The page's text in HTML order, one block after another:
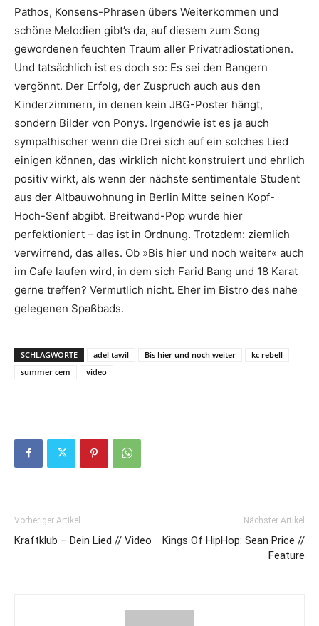
Pathos, Konsens-Phrasen übers Weiterkommen und
schöne Melodien gibt’s da, auf diesem zum Song
gewordenen feuchten Traum aller Privatradiostationen.
Und tatsächlich ist es doch so: Es sei den Bangern
vergönnt. Der Erfolg, der Zuspruch auch aus den
Kinderzimmern, in denen kein JBG-Poster hängt,
sondern Bilder von Ponys. Irgendwie ist es ja auch
sympathischer wenn die Drei sich auf ein solches Lied
einigen können, das wirklich nicht konstruiert und ehrlich
positiv wirkt, als wenn der nächste sentimentale Student
aus der Altbauwohnung in Berlin Mitte seinen Kopf-
Hoch-Senf abgibt. Breitwand-Pop wurde hier
perfektioniert – das ist in Ordnung. Trotzdem: ziemlich
verwirrend, das alles. Ob »Bis hier und noch weiter« auch
im Cafe laufen wird, in dem sich Farid Bang und 18 Karat
gerne treffen? Vermutlich nicht. Eher im Bistro des nahe
gelegenen Spaßbads.
SCHLAGWORTE adel tawil Bis hier und noch weiter
kc rebell
summer cem
video
Vorheriger Artikel
Kraftklub – Dein Lied // Video
Nächster Artikel
Kings Of HipHop: Sean Price //
Feature